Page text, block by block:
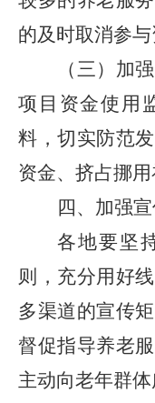
的及时取消参与
（三）加
项目资金使用
料，切实防范
资金、挤占挪用
四、加强
各地要坚
则，充分用好
多渠道的宣传
督促指导养老
主动向老年群